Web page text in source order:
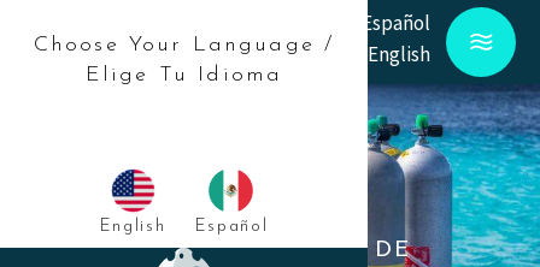
Español
English
NITROX
AUMENTA EL LÍMITE DE
Choose Your Language /
Elige Tu Idioma
English Español